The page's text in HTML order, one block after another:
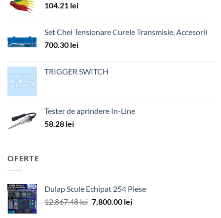
104.21 lei
Set Chei Tensionare Curele Transmisie, Accesorii
700.30 lei
TRIGGER SWITCH
Tester de aprindere In-Line
58.28 lei
OFERTE
Dulap Scule Echipat 254 Piese
12,867.48lei Prețul
7,800.00 leiPrețul